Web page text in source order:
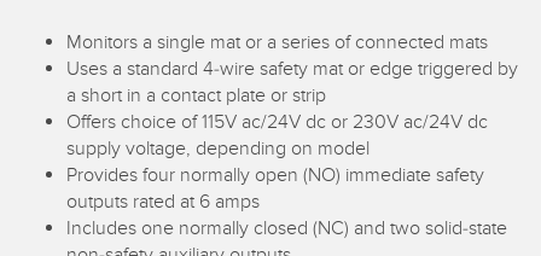
광섬유 증폭기
광섬유
슬롯, 라벨, 영역 감지 센서
Pick-to-Light 센서
예측 유지보수
예측 유지보수
탱크 수위 모니터링
관련 링크
Monitors a single mat or a series of connected mats
Uses a standard 4-wire safety mat or edge triggered by
a short in a contact plate or strip
Offers choice of 115V ac/24V dc or 230V ac/24V dc
supply voltage, depending on model
Provides four normally open (NO) immediate safety
outputs rated at 6 amps
Includes one normally closed (NC) and two solid-state